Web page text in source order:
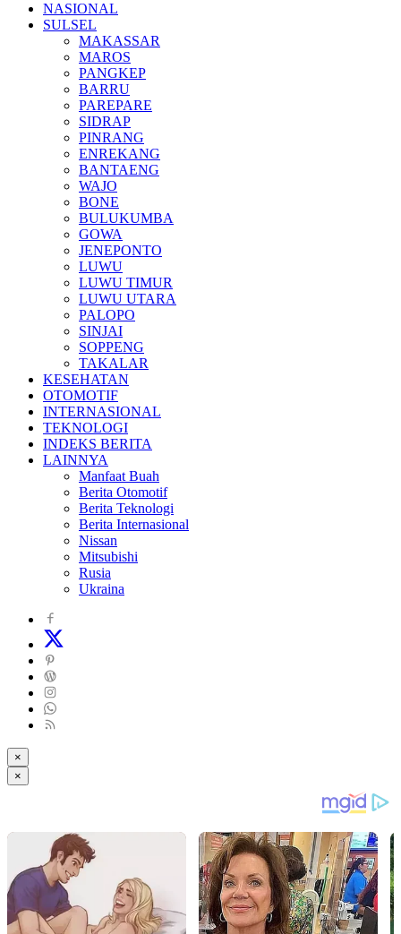
NASIONAL
SULSEL
MAKASSAR
MAROS
PANGKEP
BARRU
PAREPARE
SIDRAP
PINRANG
ENREKANG
BANTAENG
WAJO
BONE
BULUKUMBA
GOWA
JENEPONTO
LUWU
LUWU TIMUR
LUWU UTARA
PALOPO
SINJAI
SOPPENG
TAKALAR
KESEHATAN
OTOMOTIF
INTERNASIONAL
TEKNOLOGI
INDEKS BERITA
LAINNYA
Manfaat Buah
Berita Otomotif
Berita Teknologi
Berita Internasional
Nissan
Mitsubishi
Rusia
Ukraina
×
×